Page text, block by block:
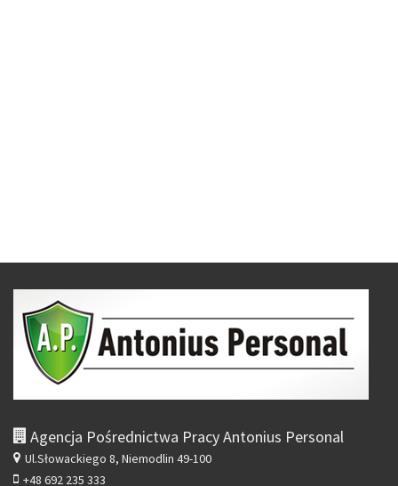
Agencja Pośrednictwa Pracy Antonius Personal
Ul.Słowackiego 8, Niemodlin 49-100
+48 692 235 333